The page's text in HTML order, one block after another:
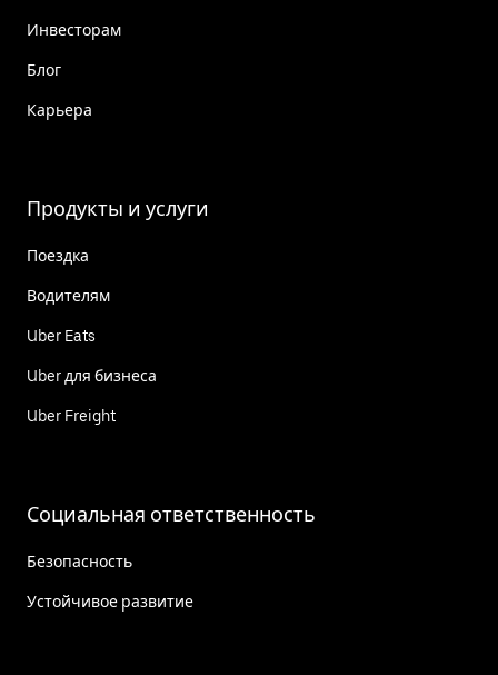
Инвесторам
Блог
Карьера
Продукты и услуги
Поездка
Водителям
Uber Eats
Uber для бизнеса
Uber Freight
Социальная ответственность
Безопасность
Устойчивое развитие